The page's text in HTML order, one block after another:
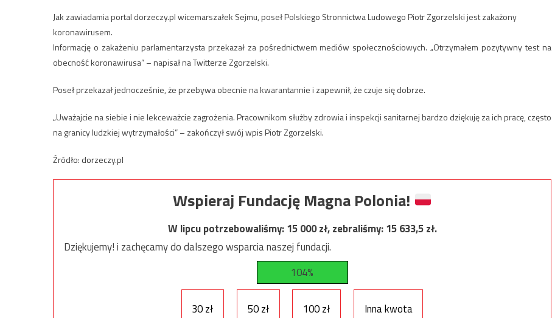
Jak zawiadamia portal dorzeczy.pl wicemarszałek Sejmu, poseł Polskiego Stronnictwa Ludowego Piotr Zgorzelski jest zakażony
koronawirusem.
Informację o zakażeniu parlamentarzysta przekazał za pośrednictwem mediów społecznościowych. „Otrzymałem pozytywny test na
obecność koronawirusa” – napisał na Twitterze Zgorzelski.
Poseł przekazał jednocześnie, że przebywa obecnie na kwarantannie i zapewnił, że czuje się dobrze.
„Uważajcie na siebie i nie lekceważcie zagrożenia. Pracownikom służby zdrowia i inspekcji sanitarnej bardzo dziękuję za ich pracę, często
na granicy ludzkiej wytrzymałości” – zakończył swój wpis Piotr Zgorzelski.
Źródło: dorzeczy.pl
Wspieraj Fundację Magna Polonia!
W lipcu potrzebowaliśmy:15 000zł, zebraliśmy:15 633,5zł.
Dziękujemy! i zachęcamy do dalszego wsparcia naszej fundacji.
104%
30 zł 50 zł 100 zł
Inna kwota